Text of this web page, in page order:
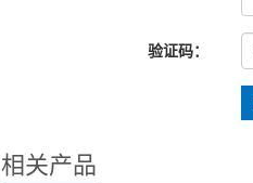
验证码：
相关产品